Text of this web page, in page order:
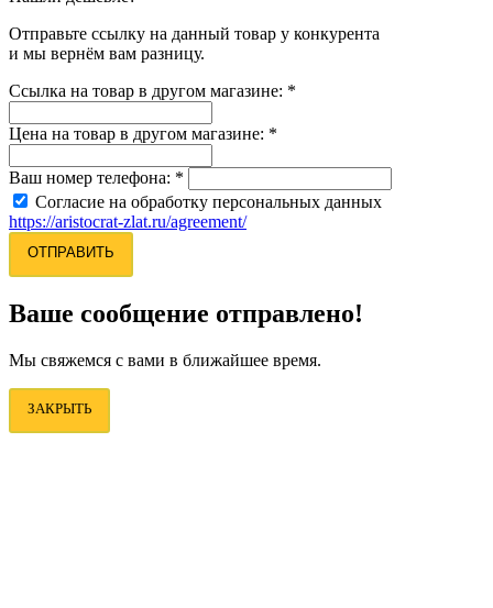
Отправьте ссылку на данный товар у конкурента
и мы вернём вам разницу.
Ссылка на товар в другом магазине: *
Цена на товар в другом магазине: *
Ваш номер телефона: *
Согласие на обработку персональных данных
https://aristocrat-zlat.ru/agreement/
ОТПРАВИТЬ
Ваше сообщение отправлено!
Мы свяжемся с вами в ближайшее время.
ЗАКРЫТЬ